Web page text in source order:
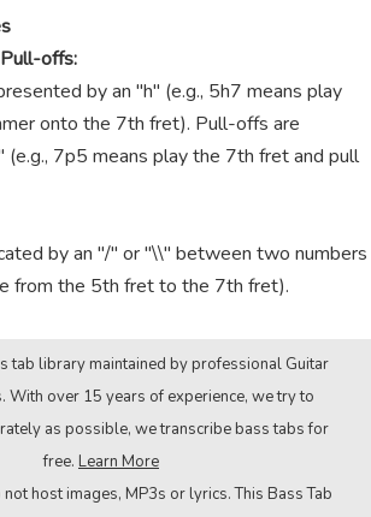
offs:
by an "h" (e.g., 5h7 means play
onto the 7th fret). Pull-offs are
7p5 means play the 7th fret and pull
by an "/" or "\\" between two numbers
from the 5th fret to the 7th fret).
tab library maintained by professional Guitar
With over 15 years of experience, we try to
as possible, we transcribe bass tabs for
free. Learn More
not host images, MP3s or lyrics. This Bass Tab